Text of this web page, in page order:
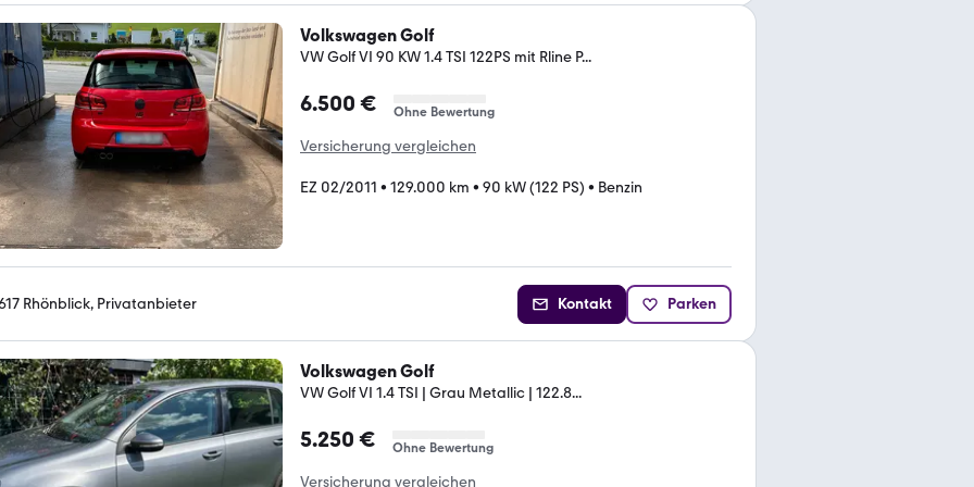
Volkswagen Golf
VW Golf VI 90 KW 1.4 TSI 122PS mit Rline P...
6.500 € Ohne Bewertung
Versicherung vergleichen
EZ 02/2011 • 129.000 km • 90 kW (122 PS) • Benzin
Rhönblick, Privatanbieter Kontakt Parken
Volkswagen Golf
VW Golf VI 1.4 TSI | Grau Metallic | 122.8...
5.250 € Ohne Bewertung
Versicherung vergleichen